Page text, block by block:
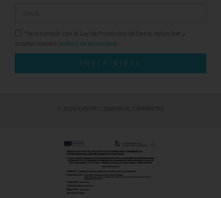
*Para cumplir con la Ley de Protección de Datos, debes leer y
aceptar nuestra política de privacidad.
SUSCRIBIRSE
© 2026 CENTRO COMERCIAL CAMARETAS